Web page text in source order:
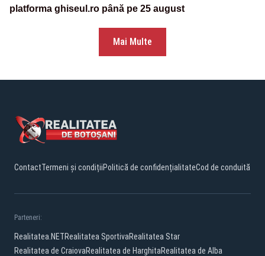
platforma ghiseul.ro până pe 25 august
Mai Multe
ContactTermeni și condițiiPolitică de confidențialitateCod de conduită
Parteneri:
Realitatea.NETRealitatea SportivaRealitatea Star
Realitatea de CraiovaRealitatea de HarghitaRealitatea de Alba